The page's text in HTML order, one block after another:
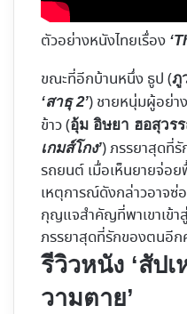
ตัวอย่างหนังไทยเรื่อง
ขณะที่อีกบ้านหนึ่ง ธูป (ภู
‘สาธุ 2’) ชายหนุ่มผู้อย่า
ข้าว (อุ้ม อิษยา ฮอสุวร
เกมส์โกง’) ภรรยาสุดที่รั
รถยนต์ เมื่อเห็นยายจ่อย
เหตุการณ์ดังกล่าวอาจซ่
กุญแจสำคัญที่พาเขาเข้า
ภรรยาสุดที่รักของตนอีก
รีวิวหนัง ‘สัป
วามตาย’